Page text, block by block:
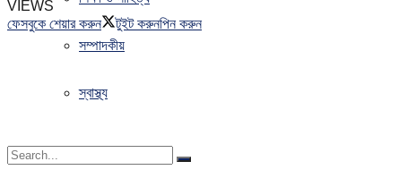
সম্পাদকীয়
স্বাস্থ্য
VIEWS
ফেসবুকে শেয়ার করুন
টুইট করুনপিন করুন